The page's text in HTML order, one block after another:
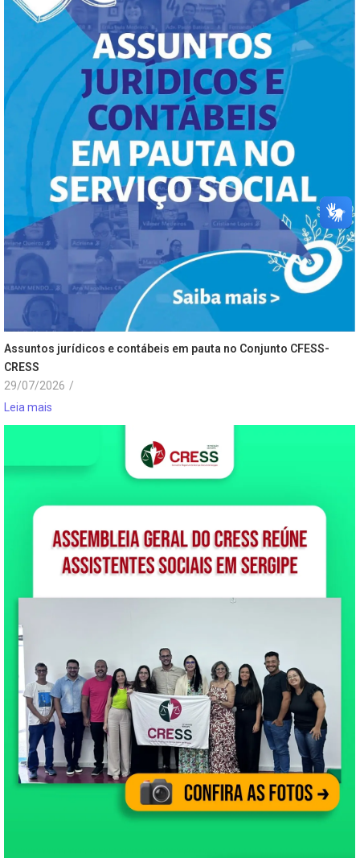
Assuntos jurídicos e contábeis em pauta no Conjunto CFESS-
CRESS
29/07/2026 /
Leia mais